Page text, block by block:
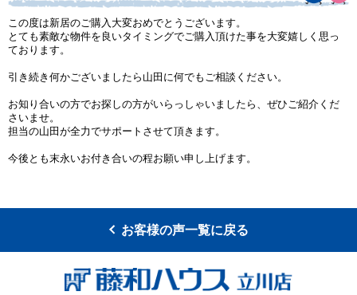
この度は新居のご購入大変おめでとうございます。
とても素敵な物件を良いタイミングでご購入頂けた事を大変嬉しく思っ
ております。
引き続き何かございましたら山田に何でもご相談ください。
お知り合いの方でお探しの方がいらっしゃいましたら、ぜひご紹介くだ
さいませ。
担当の山田が全力でサポートさせて頂きます。
今後とも末永いお付き合いの程お願い申し上げます。
お客様の声一覧に戻る